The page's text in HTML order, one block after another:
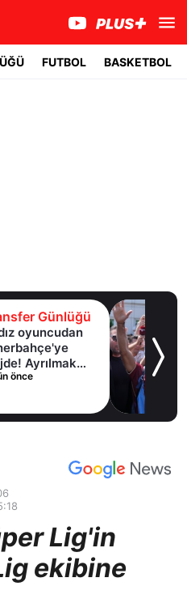
FUTBOL BASKETBOL
Günlüğü
oyuncudan
Ayrılmak
önce
Lig'in
ekibine